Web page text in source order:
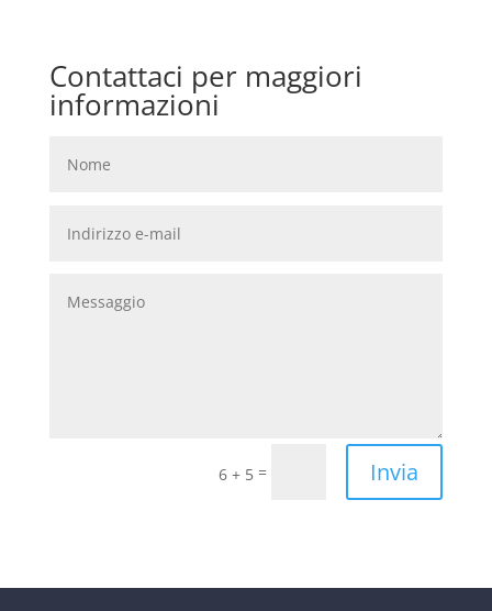
Contattaci per maggiori
informazioni
6 + 5 = Invia